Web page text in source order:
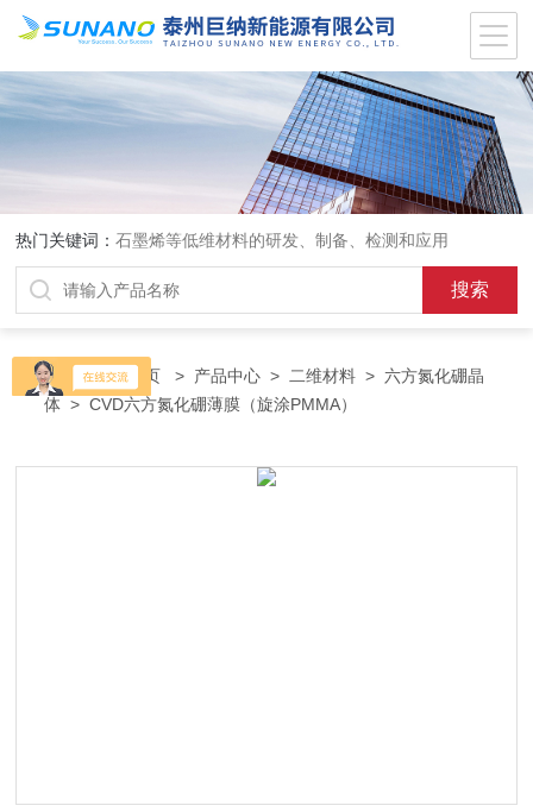
热门关键词：石墨烯等低维材料的研发、制备、检测和应用
当前位置：首页 > 产品中心 > 二维材料 >六方氮化硼晶
体 > CVD六方氮化硼薄膜（旋涂PMMA）